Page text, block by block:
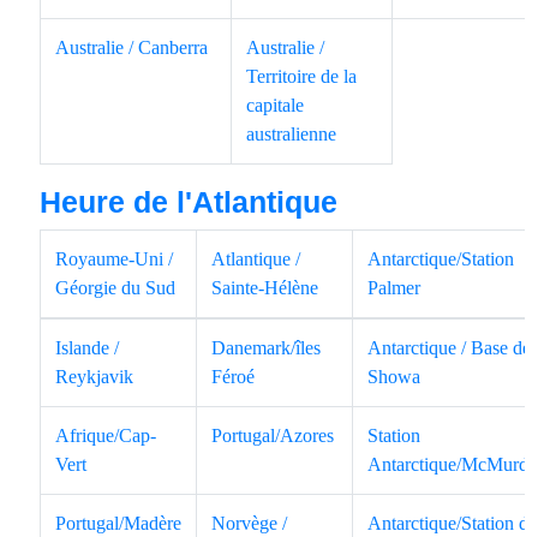
Australie / Canberra
Australie /
Territoire de la
capitale
australienne
Heure de l'Atlantique
Royaume-Uni /
Géorgie du Sud
Atlantique /
Sainte-Hélène
Antarctique/Station
Palmer
Islande /
Reykjavik
Danemark/îles
Féroé
Antarctique / Base de
Showa
Afrique/Cap-
Vert
Portugal/Azores
Station
Antarctique/McMurdo
Portugal/Madère
Norvège /
Antarctique/Station de